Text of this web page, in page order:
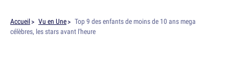
Accueil Vu en Une
Top 9 des enfants de moins de 10 ans mega
célèbres, les stars avant l'heure